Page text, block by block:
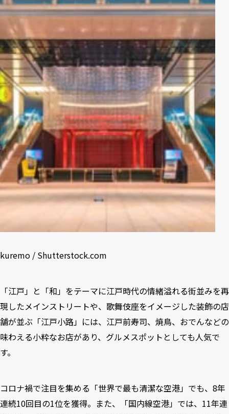
kuremo / Shutterstock.com
「江戸」と「和」をテーマに江戸時代の情緒溢れる街並みを再
現したメインストリートや、歌舞伎座をイメージした装飾の店
舗が並ぶ「江戸小路」には、江戸前寿司、焼鳥、おでんなどの
味わえる小粋なお店があり、グルメスポットとしても人気で
す。
コロナ禍で注目を集める「世界で最も清潔な空港」でも、8年
連続10回目の1位を獲得。また、「国内線空港」では、11年連